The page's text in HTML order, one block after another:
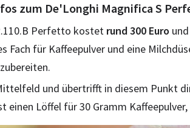
zum De'Longhi Magnifica S
Perfetto kostet rund 300 Euro
Fach für Kaffeepulver und eine
und übertrifft in diesem Punkt
einen Löffel für 30 Gramm